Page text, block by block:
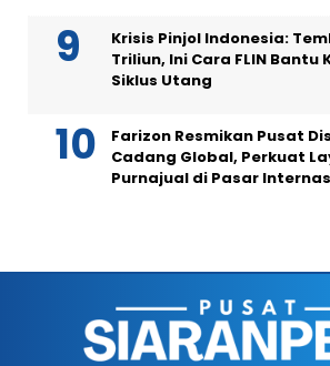
Krisis Pinjol Indonesia:
Triliun, Ini Cara FLIN Bantu
Siklus Utang
Farizon Resmikan Pusat
Cadang Global, Perkuat
Purnajual di Pasar